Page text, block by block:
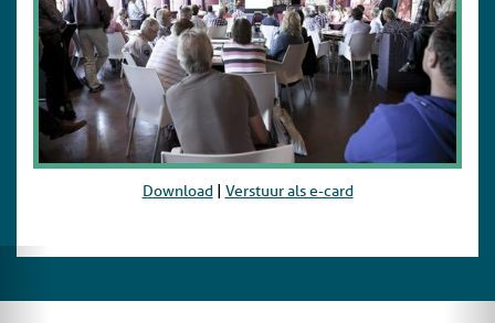
Download| Verstuur als e-card